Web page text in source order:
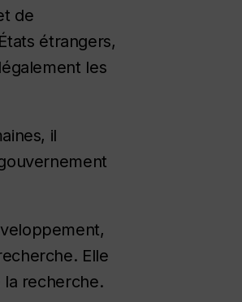
de
étrangers,
les
il
Elle
la recherche.